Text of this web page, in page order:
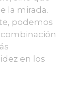
la mirada.
podemos
en los